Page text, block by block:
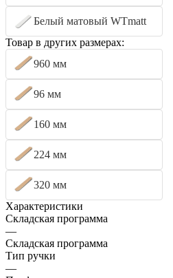
Белый матовый WTmatt
Товар в других размерах:
960 мм
96 мм
160 мм
224 мм
320 мм
Характеристики
Складская программа
—
Складская программа
Тип ручки
—